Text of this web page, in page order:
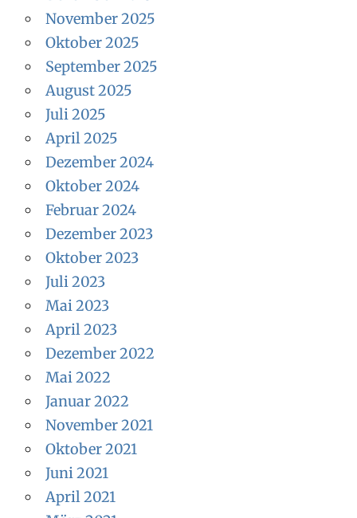
November 2025
Oktober 2025
September 2025
August 2025
Juli 2025
April 2025
Dezember 2024
Oktober 2024
Februar 2024
Dezember 2023
Oktober 2023
Juli 2023
Mai 2023
April 2023
Dezember 2022
Mai 2022
Januar 2022
November 2021
Oktober 2021
Juni 2021
April 2021